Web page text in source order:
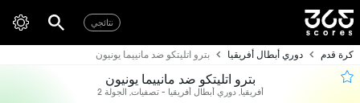
نتائجي
كرة قدم دوري أبطال أفريقيا بترو اتليتكو ضد مانييما يونيون
بترو اتليتكو ضد مانييما يونيون
أفريقيا, دوري أبطال أفريقيا - تصفيات, الجولة 2